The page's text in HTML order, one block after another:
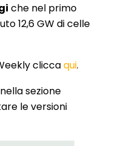
che nel primo
12,6 GW di celle
cliccaqui.
sezione
le versioni